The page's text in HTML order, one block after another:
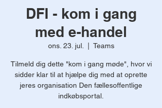
DFI - kom i gang
med e-handel
ons. 23. jul. Teams
Tilmeld dig dette "kom i gang møde", hvor vi
sidder klar til at hjælpe dig med at oprette
jeres organisation Den fællesoffentlige
indkøbsportal.